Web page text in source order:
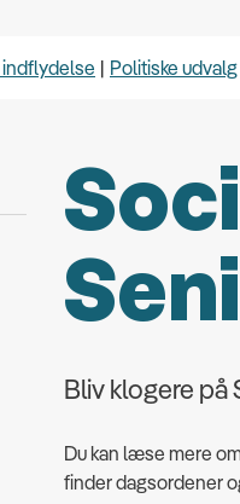
indflydelse Politiske udvalg
Bliv klogere på
Du kan læse mere
finder dagsordener